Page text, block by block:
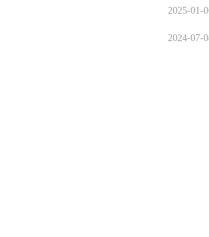
2025-01-
2024-07-